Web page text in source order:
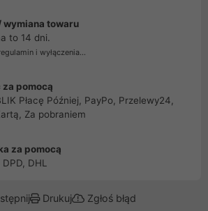
wymiana towaru
to 14 dni.
i wyłączenia...
za pomocą
Płacę Później, PayPo, Przelewy24,
Za pobraniem
za pomocą
DHL
Drukuj Zgłoś błąd